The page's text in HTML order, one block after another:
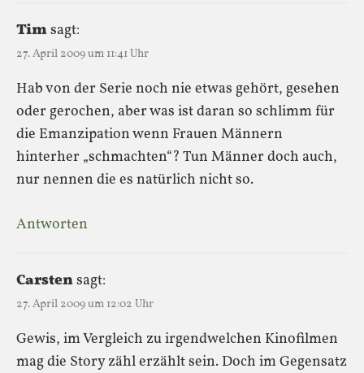
Timsagt:
27. April 2009 um 11:41 Uhr
Hab von der Serie noch nie etwas gehört, gesehen
oder gerochen, aber was ist daran so schlimm für
die Emanzipation wenn Frauen Männern
hinterher „schmachten“? Tun Männer doch auch,
nur nennen die es natürlich nicht so.
Antworten
Carstensagt:
27. April 2009 um 12:02 Uhr
Gewis, im Vergleich zu irgendwelchen Kinofilmen
mag die Story zähl erzählt sein. Doch im Gegensatz